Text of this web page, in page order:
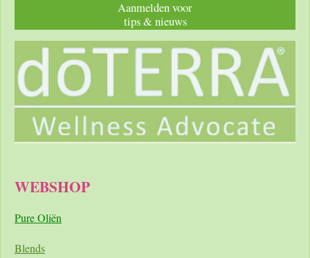
Aanmelden voor
tips & nieuws
WEBSHOP
Pure Oliën
Blends